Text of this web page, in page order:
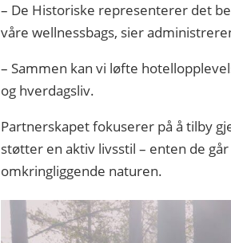
– De Historiske representerer det
våre wellnessbags, sier
– Sammen kan vi løfte
og hverdagsliv.
Partnerskapet fokuserer på å tilby
støtter en aktiv livsstil – enten de
omkringliggende naturen.